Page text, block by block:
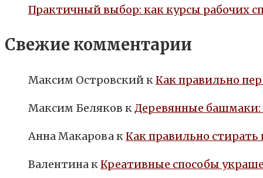
Практичный выбор: как курсы рабочих
Свежие комментарии
Максим Островскийк Как правильно
Максим Беляков к Деревянные
Анна Макарова к Как правильно
Валентина к Креативные способы